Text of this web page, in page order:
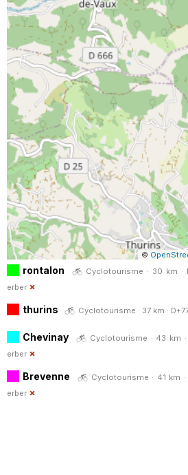
©
rontalon
Cyclotourisme · 30 km ·
erber
thurins Cyclotourisme · 37 km ·
Chevinay
Cyclotourisme · 43 km
erber
Brevenne
Cyclotourisme · 41 km
erber